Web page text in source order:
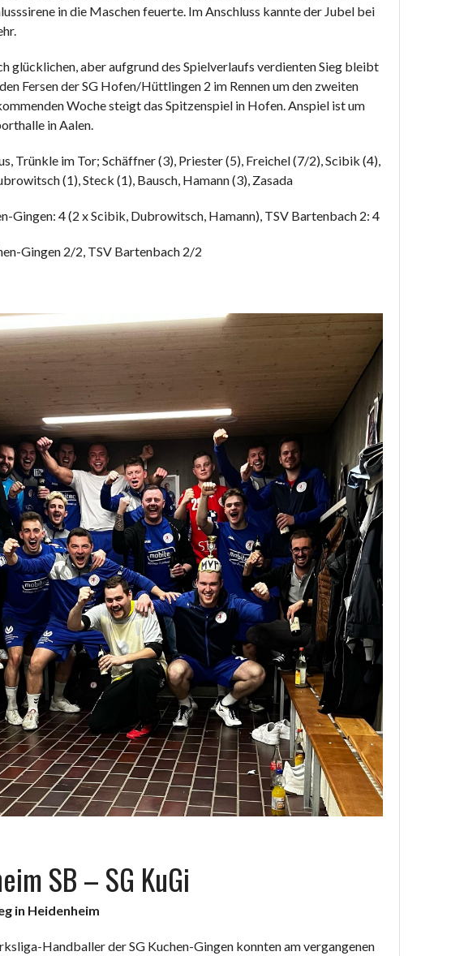
in die Maschen feuerte. Im Anschluss kannte der Jubel bei
glücklichen, aber aufgrund des Spielverlaufs verdienten Sieg bleibt
Fersen der SG Hofen/Hüttlingen 2 im Rennen um den zweiten
Woche steigt das Spitzenspiel in Hofen. Anspiel ist um
in Aalen.
Trünkle im Tor; Schäffner (3), Priester (5), Freichel (7/2), Scibik (4),
(1), Steck (1), Bausch, Hamann (3), Zasada
Gingen: 4 (2 x Scibik, Dubrowitsch, Hamann), TSV Bartenbach 2: 4
Gingen 2/2, TSV Bartenbach 2/2
SB – SG KuGi
in Heidenheim
Handballer der SG Kuchen-Gingen konnten am vergangenen